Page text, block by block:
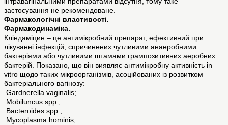
застосування не рекомендоване.
Фармакологічні властивості.
Фармакодинаміка.
Кліндаміцин – це антимікробний препарат, ефективний при
лікуванні інфекцій, спричинених чутливими анаеробними
бактеріями або чутливими штамами грампозитивних аеробних
бактерій. Показано, що він виявляє антимікробну активність in
vitro щодо таких мікроорганізмів, асоційованих із розвитком
бактеріального вагінозу:
Gardnerella vaginalis;
Mobiluncus spp.;
Bacteroides spp.;
Mycoplasma hominis;